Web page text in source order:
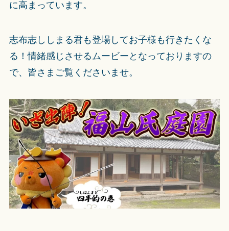
に高まっています。
志布志ししまる君も登場してお子様も行きたくな
る！情緒感じさせるムービーとなっておりますの
で、皆さまご覧くださいませ。